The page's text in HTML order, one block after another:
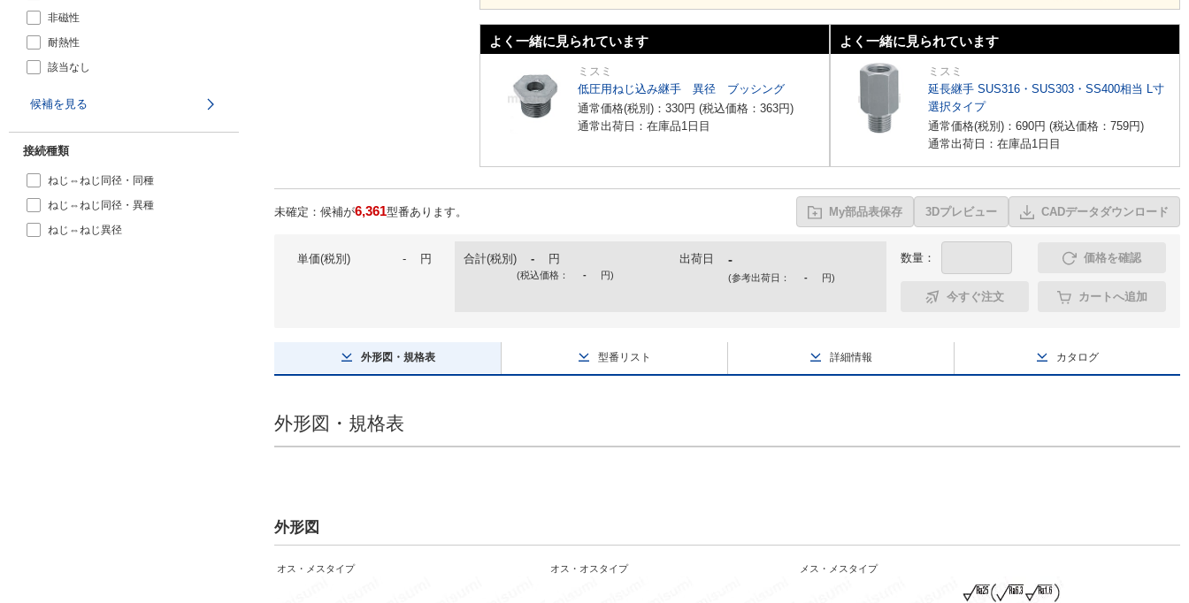
非磁性
耐熱性
該当なし
候補を見る
接続種類
ねじ⇔ねじ同径・同種
ねじ⇔ねじ同径・異種
ねじ⇔ねじ異径
よく一緒に見られています
ミスミ
低圧用ねじ込み継手 異径 ブッシング
通常価格(税別)： 330円 (税込価格： 363円)
通常出荷日：在庫品1日目
よく一緒に見られています
ミスミ
延長継手 SUS316・SUS303・SS400相当 L寸
選択タイプ
通常価格(税別)： 690円 (税込価格： 759円)
通常出荷日：在庫品1日目
未確定：候補が6,361型番あります。 My部品表保存 3Dプレビュー CADデータダウンロード
単価(税別) - 円 合計(税別) - 円
(税込価格： - 円)
出荷日 -
(参考出荷日： - 円)
数量： 価格を確認
今すぐ注文 カートへ追加
外形図・規格表 型番リスト 詳細情報 カタログ
外形図・規格表
外形図
オス・メスタイプ オス・オスタイプ メス・メスタイプ